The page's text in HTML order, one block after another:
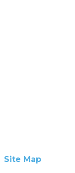
Site Map